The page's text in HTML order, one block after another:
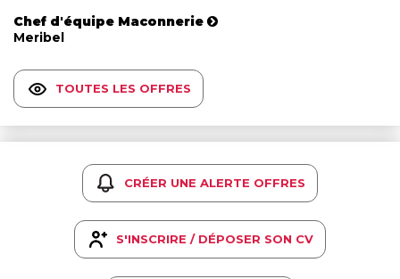
Chef d'équipe Maconnerie
Meribel
TOUTES LES OFFRES
CRÉER UNE ALERTE OFFRES
S'INSCRIRE / DÉPOSER SON CV